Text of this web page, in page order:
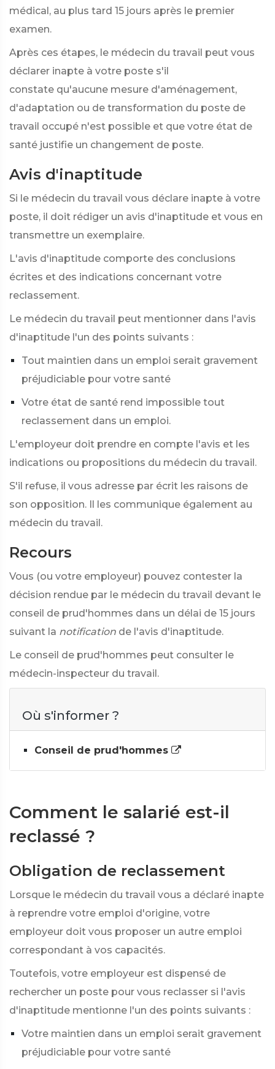
médical, au plus tard 15 jours après le premier
examen.
Après ces étapes, le médecin du travail peut vous
déclarer inapte à votre poste s'il
constate qu'aucune mesure d'aménagement,
d'adaptation ou de transformation du poste de
travail occupé n'est possible et que votre état de
santé justifie un changement de poste.
Avis d'inaptitude
Si le médecin du travail vous déclare inapte à votre
poste, il doit rédiger un avis d'inaptitude et vous en
transmettre un exemplaire.
L'avis d'inaptitude comporte des conclusions
écrites et des indications concernant votre
reclassement.
Le médecin du travail peut mentionner dans l'avis
d'inaptitude l'un des points suivants :
Tout maintien dans un emploi serait gravement
préjudiciable pour votre santé
Votre état de santé rend impossible tout
reclassement dans un emploi.
L'employeur doit prendre en compte l'avis et les
indications ou propositions du médecin du travail.
S'il refuse, il vous adresse par écrit les raisons de
son opposition. Il les communique également au
médecin du travail.
Recours
Vous (ou votre employeur) pouvez contester la
décision rendue par le médecin du travail devant le
conseil de prud'hommes dans un délai de 15 jours
suivant la notification de l'avis d'inaptitude.
Le conseil de prud'hommes peut consulter le
médecin-inspecteur du travail.
Où s'informer ?
Conseil de prud'hommes
Comment le salarié est-il
reclassé ?
Obligation de reclassement
Lorsque le médecin du travail vous a déclaré inapte
à reprendre votre emploi d'origine, votre
employeur doit vous proposer un autre emploi
correspondant à vos capacités.
Toutefois, votre employeur est dispensé de
rechercher un poste pour vous reclasser si l'avis
d'inaptitude mentionne l'un des points suivants :
Votre maintien dans un emploi serait gravement
préjudiciable pour votre santé